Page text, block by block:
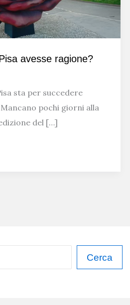
avesse ragione?
sta per succedere
pochi giorni alla
del […]
Cerca